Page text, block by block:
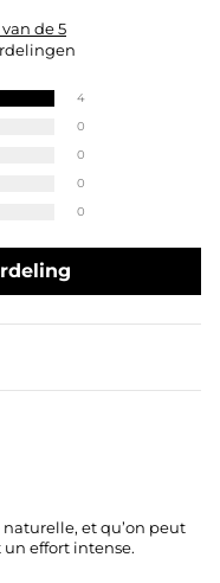
de 5
4
0
0
0
0
et qu’on peut
effort intense.